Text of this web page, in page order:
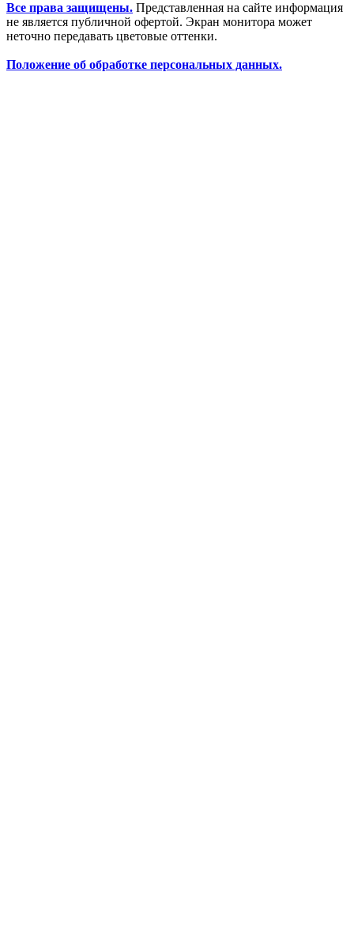
Все права защищены. Представленная на сайте информация
не является публичной офертой. Экран монитора может
неточно передавать цветовые оттенки.
Положение об обработке персональных данных.